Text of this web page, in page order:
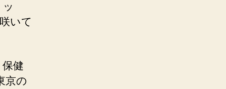
いて
健
京の